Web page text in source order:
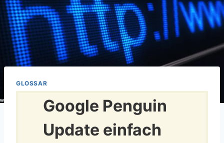
GLOSSAR
Google Penguin
Update einfach